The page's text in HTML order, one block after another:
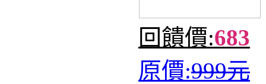
回饋價:683
原價:999元